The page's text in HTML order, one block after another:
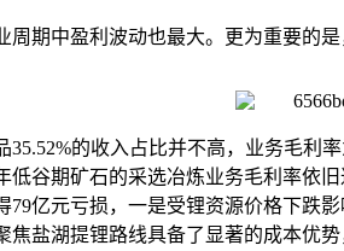
期中盈利波动也最大。更为重要的
35.52%的收入占比并不高，业务毛
谷期矿石的采选冶炼业务毛利率依
亿元亏损，一是受锂资源价格下跌
盐湖提锂路线具备了显著的成本优